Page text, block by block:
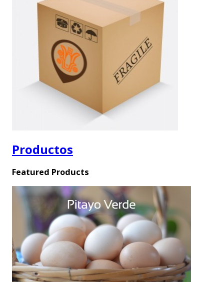
Productos
Featured Products